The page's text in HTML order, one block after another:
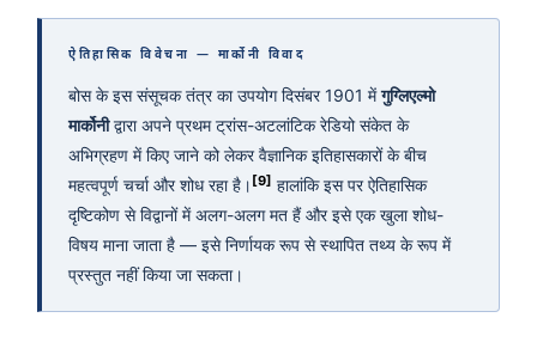
ऐतिहासिक विवेचना — मार्कोनी विवाद
बोस के इस संसूचक तंत्र का उपयोग दिसंबर 1901 मेंगुग्लिएल्मो
मार्कोनीद्वारा अपने प्रथम ट्रांस-अटलांटिक रेडियो संकेत के
अभिग्रहण में किए जाने को लेकर वैज्ञानिक इतिहासकारों के बीच
महत्वपूर्ण चर्चा और शोध रहा है। [9] हालांकि इस पर ऐतिहासिक
दृष्टिकोण से विद्वानों में अलग-अलग मत हैं और इसे एक खुला शोध-
विषय माना जाता है — इसे निर्णायक रूप से स्थापित तथ्य के रूप में
प्रस्तुत नहीं किया जा सकता।